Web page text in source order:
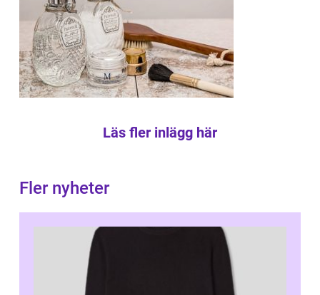
Läs fler inlägg här
Fler nyheter